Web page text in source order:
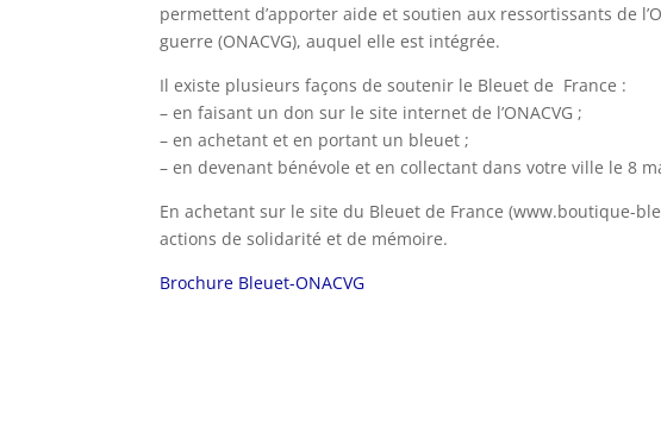
permettent d’apporter aide et soutien aux ressortissants de
guerre (ONACVG), auquel elle est intégrée.
Il existe plusieurs façons de soutenir le Bleuet de France :
– en faisant un don sur le site internet de l’ONACVG ;
– en achetant et en portant un bleuet ;
– en devenant bénévole et en collectantdans votre ville le 8
En achetant sur le site du Bleuet de France (www.boutique-
actions de solidarité et de mémoire.
Brochure Bleuet-ONACVG